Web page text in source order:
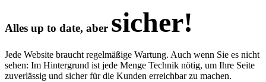
Alles up to date, aber sicher!
Jede Website braucht regelmäßige Wartung. Auch wenn Sie es nicht
sehen: Im Hintergrund ist jede Menge Technik nötig, um Ihre Seite
zuverlässig und sicher für die Kunden erreichbar zu machen.